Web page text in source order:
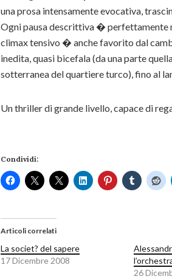
una prosa intensamente evocativa,
Ogni pausa descrittiva � perfettamente
climax tensivo � anche favorito dal
inedita, quasi bicefala (da una parte
sotterranea del quartiere turco), fino al
Un thriller di grande livello, capace di
Condividi:
Articoli correlati
La societ? del sapere
17 Dicembre 2008
26